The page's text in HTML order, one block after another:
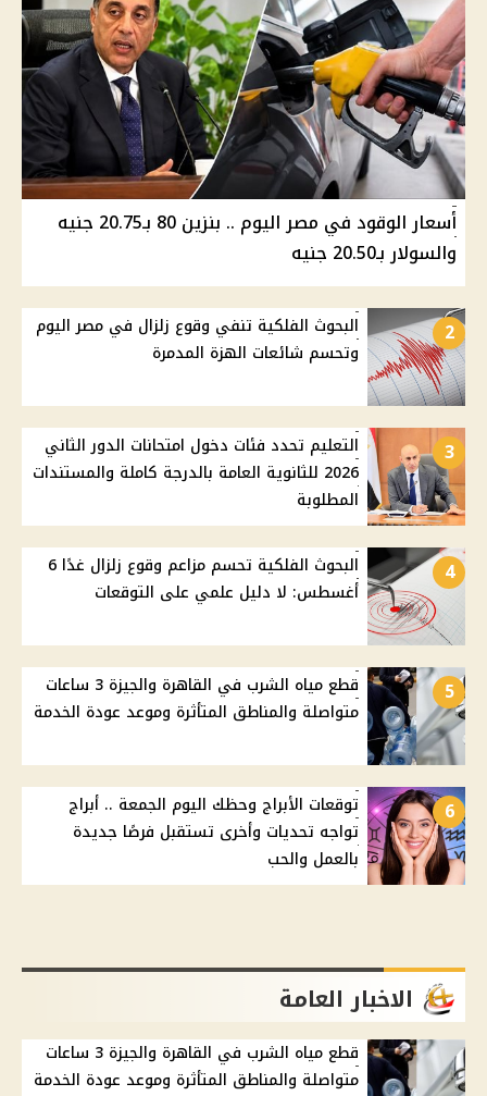
أسعار الوقود في مصر اليوم .. بنزين 80 بـ20.75 جنيه
والسولار بـ20.50 جنيه
2
البحوث الفلكية تنفي وقوع زلزال في مصر اليوم
وتحسم شائعات الهزة المدمرة
3
التعليم تحدد فئات دخول امتحانات الدور الثاني
2026 للثانوية العامة بالدرجة كاملة والمستندات
المطلوبة
4
البحوث الفلكية تحسم مزاعم وقوع زلزال غدًا 6
أغسطس: لا دليل علمي على التوقعات
5
قطع مياه الشرب في القاهرة والجيزة 3 ساعات
متواصلة والمناطق المتأثرة وموعد عودة الخدمة
6
توقعات الأبراج وحظك اليوم الجمعة .. أبراج
تواجه تحديات وأخرى تستقبل فرصًا جديدة
بالعمل والحب
الاخبار العامة
قطع مياه الشرب في القاهرة والجيزة 3 ساعات
متواصلة والمناطق المتأثرة وموعد عودة الخدمة